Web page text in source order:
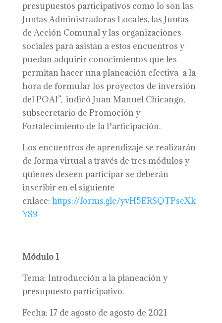
presupuestos participativos como lo son las
Juntas Administradoras Locales, las Juntas
de Acción Comunal y las organizaciones
sociales para asistan a estos encuentros y
puedan adquirir conocimientos que les
permitan hacer una planeación efectiva a la
hora de formular los proyectos de inversión
del POAI”, indicó Juan Manuel Chicango,
subsecretario de Promoción y
Fortalecimiento de la Participación.
Los encuentros de aprendizaje se realizarán
de forma virtual a través de tres módulos y
quienes deseen participar se deberán
inscribir en el siguiente
enlace: https://forms.gle/yvH5ERSQTPscXk
YS9
Módulo 1
Tema: Introducción a la planeación y
presupuesto participativo.
Fecha: 17 de agosto de agosto de 2021